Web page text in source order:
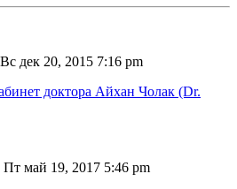
Вс дек 20, 2015 7:16 pm
доктора Айхан Чолак (Dr.
Пт май 19, 2017 5:46 pm